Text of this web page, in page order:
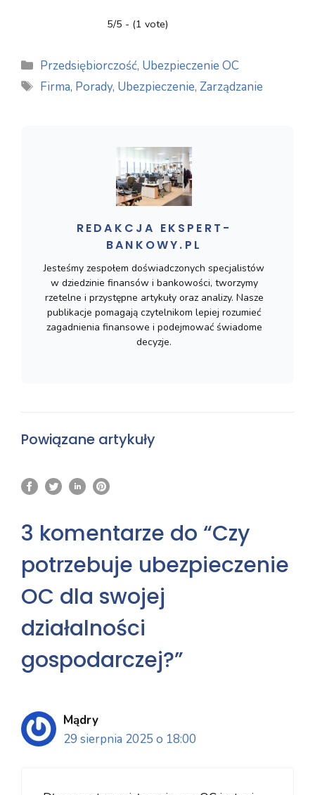
5/5 - (1 vote)
Kategorie
Przedsiębiorczość, Ubezpieczenie OC
Tagi
Firma, Porady, Ubezpieczenie,Zarządzanie
REDAKCJA EKSPERT-
BANKOWY.PL
Jesteśmy zespołem doświadczonych specjalistów
w dziedzinie finansów i bankowości, tworzymy
rzetelne i przystępne artykuły oraz analizy. Nasze
publikacje pomagają czytelnikom lepiej rozumieć
zagadnienia finansowe i podejmować świadome
decyzje.
Powiązane artykuły
3 komentarze do “Czy
potrzebuje ubezpieczenie
OC dla swojej
działalności
gospodarczej?”
Mądry
29 sierpnia 2025 o 18:00